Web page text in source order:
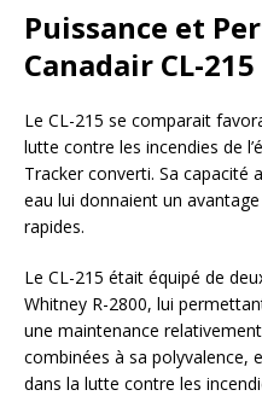
Puissance et
Canadair CL-215
Le CL-215 se comparait
lutte contre les incendies de
Tracker converti. Sa capacité
eau lui donnaient un
rapides.
Le CL-215 était équipé de
Whitney R-2800, lui
une maintenance
combinées à sa polyvalence,
dans la lutte contre les